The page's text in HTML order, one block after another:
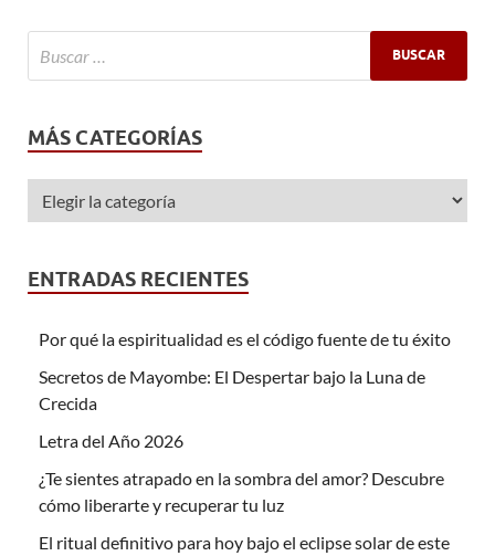
MÁS CATEGORÍAS
ENTRADAS RECIENTES
Por qué la espiritualidad es el código fuente de tu éxito
Secretos de Mayombe: El Despertar bajo la Luna de
Crecida
Letra del Año 2026
¿Te sientes atrapado en la sombra del amor? Descubre
cómo liberarte y recuperar tu luz
El ritual definitivo para hoy bajo el eclipse solar de este